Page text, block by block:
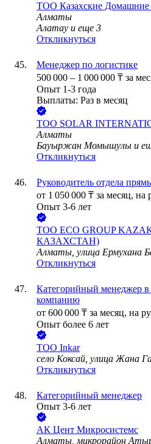
ТОО Казахские Домашние
Алматы
Алатау и еще 3
Откликнуться
Менеджер по логистике
500 000 – 1 000 000 ₸ за
Опыт 1-3 года
Выплаты: Раз в месяц
ТОО SOLAR
Алматы
Бауыржан Момышулы и
Откликнуться
Руководитель отдела
от 1 050 000 ₸ за месяц, на
Опыт 3-6 лет
ТОО ECO GROUP
КАЗАХСТАН)
Алматы, улица Ермухана
Откликнуться
Категорийный менеджер
компанию
от 600 000 ₸ за месяц, на
Опыт более 6 лет
ТОО Inkar
село Коксай, улица Жана
Откликнуться
Категорийный менеджер
Опыт 3-6 лет
АК Цент Микросистемс
Алматы, микрорайон